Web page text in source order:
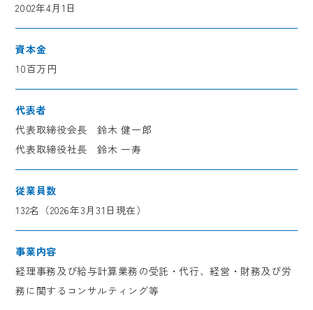
2002年4月1日
資本金
10百万円
代表者
代表取締役会長 鈴木 健一郎
代表取締役社長 鈴木 一寿
従業員数
132名（2026年3月31日現在）
事業内容
経理事務及び給与計算業務の受託・代行、経営・財務及び労
務に関するコンサルティング等